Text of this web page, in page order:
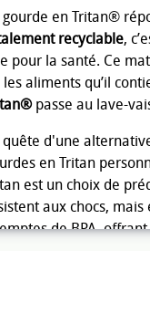
gourde en Tritan®
recyclable,
pour la santé. Ce
les aliments qu’il
passe au lave-
quête d'une
en Tritan
est un choix de
aux chocs,
de BPA,